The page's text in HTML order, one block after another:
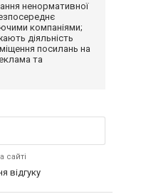
ненормативної
компаніями;
діяльність
посилань на
та
сайті
відгуку